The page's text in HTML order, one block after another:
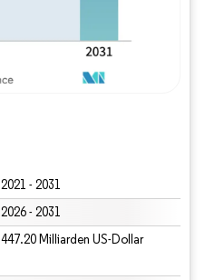
2021 - 2031
2026 - 2031
447.20 Milliarden US-Dollar